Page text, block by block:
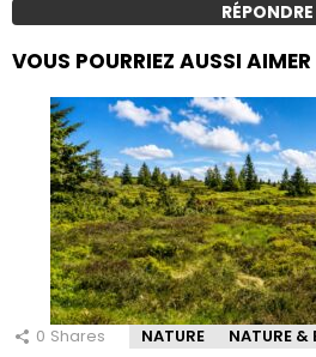
RÉPONDRE
VOUS POURRIEZ AUSSI AIMER
0 Shares NATURE NATURE &